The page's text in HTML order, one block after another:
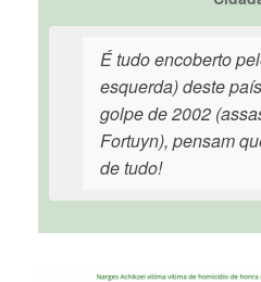
É tudo encoberto
esquerda) deste
golpe de 2002
Fortuyn), pensam
de tudo!